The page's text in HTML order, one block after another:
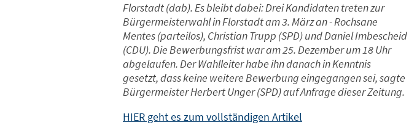
Florstadt (dab). Es bleibt dabei: Drei Kandidaten treten zur
Bürgermeisterwahl in Florstadt am 3. März an - Rochsane
Mentes (parteilos), Christian Trupp (SPD) und Daniel Imbescheid
(CDU). Die Bewerbungsfrist war am 25. Dezember um 18 Uhr
abgelaufen. Der Wahlleiter habe ihn danach in Kenntnis
gesetzt, dass keine weitere Bewerbung eingegangen sei, sagte
Bürgermeister Herbert Unger (SPD) auf Anfrage dieser Zeitung.
HIER geht es zum vollständigen Artikel